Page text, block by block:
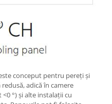
conceput pentru pereți și
adică în camere
°) și alte instalații cu